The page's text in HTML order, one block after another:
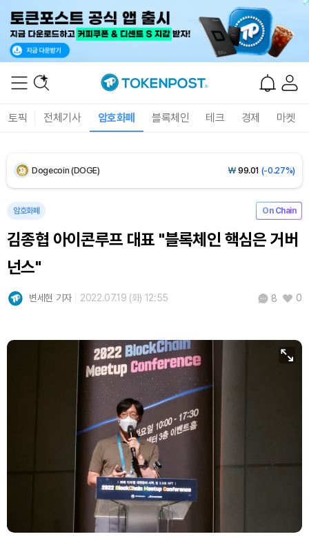
토픽 전체기사 암호화폐 블록체인 테크 경제 마켓
XRP (XRP) ₩1,463(-0.19%)
Dogecoin (DOGE) ₩ 99.01 (-0.27%)
Bitcoin (BTC) 91,753,546(+0.31%)
암호화폐 On Chain
김종협 아이콘루프 대표 "블록체인 핵심은 거버
넌스"
변세현 기자 2022.07.19 (화) 12:55 8 0